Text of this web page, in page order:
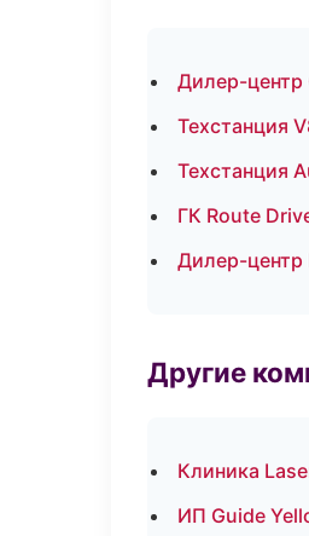
Дилер-центр
Техстанция
Техстанция
ГК Route
Дилер-центр
Другие
Клиника
ИП Guide